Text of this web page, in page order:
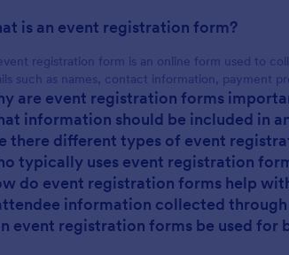
is an event registration form?
registration form is an online form used to
such as names, contact information, payment
are event registration forms
information should be included in
there different types of event
typically uses event registration
do event registration forms help
information collected
event registration forms be used for